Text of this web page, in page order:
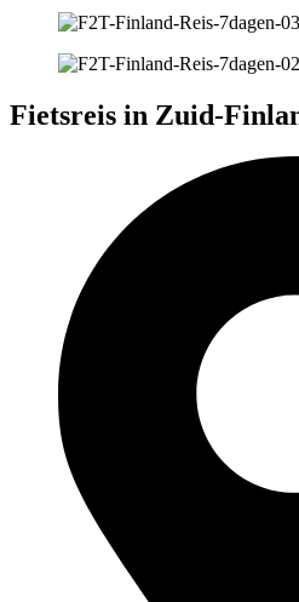
Fietsreis in Zuid-